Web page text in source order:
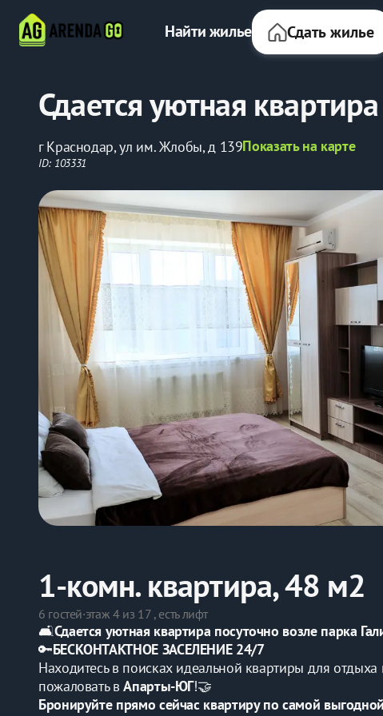
Найти жилье Сдать жилье
Сдается уютная
г Краснодар, ул им. Жлобы, д 139Показать на карте
ID: 103331
1-комн. квартира, 48 м2
6 гостей·этаж 4 из 17 , есть лифт
🛋️Сдается уютная квартира посуточно возле парка
🔑БЕСКОНТАКТНОЕ ЗАСЕЛЕНИЕ 24/7
Находитесь в поисках идеальной квартиры для
пожаловать в Апарты-ЮГ!🤝
Бронируйте прямо сейчас квартиру по самой